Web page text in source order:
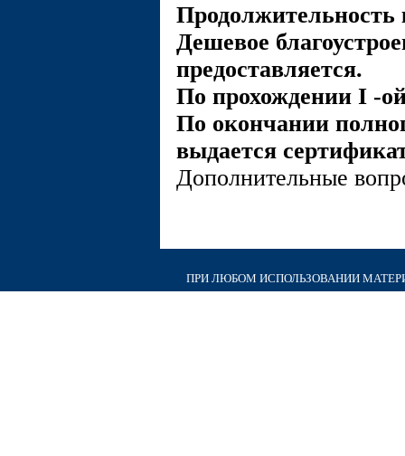
Продолжительность
Дешевое
предоставляется.
По прохождении I -
По окончании
выдается
Дополнительные
ПРИ ЛЮБОМ ИСПОЛЬЗОВАНИИ